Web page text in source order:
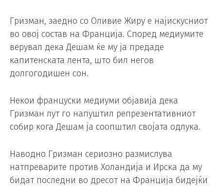
Гризман, заедно со Оливие Жиру е најискусниот
во овој состав на Франција. Според медиумите
верувал дека Дешам ќе му ја предаде
капитенската лента, што бил негов
долгогодишен сон.
Некои француски медиуми објавија дека
Гризман лут го напуштил репрезентативниот
собир кога Дешам ја соопштил својата одлука.
Наводно Гризман сериозно размислува
натпреварите против Холандија и Ирска да му
бидат последни во дресот на Франција бидејќи